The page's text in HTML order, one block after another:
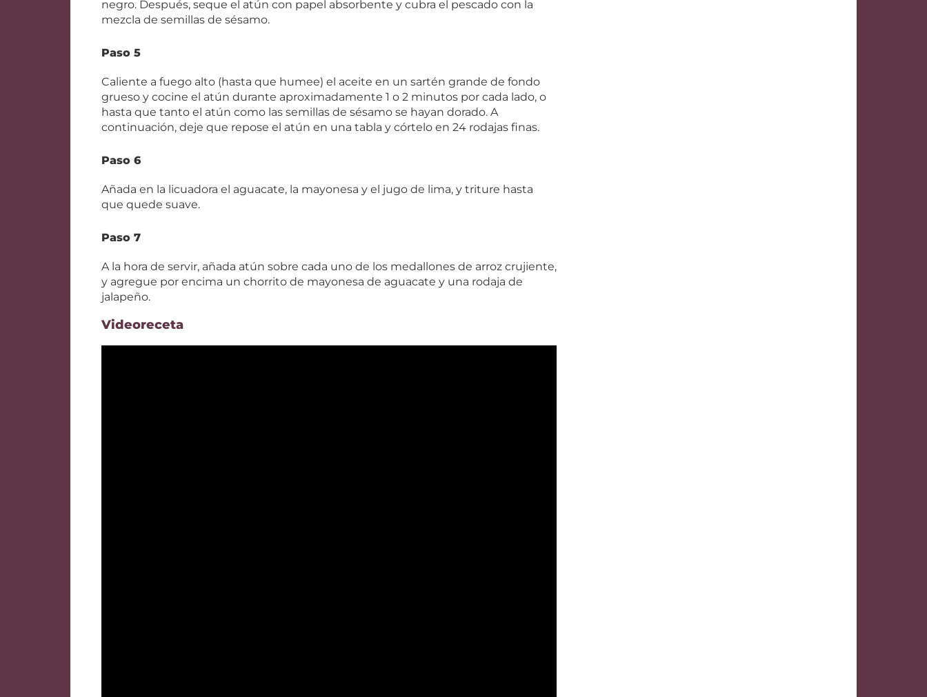
negro. Después, seque el atún con papel absorbente y cubra el pescado con la
mezcla de semillas de sésamo.
Paso 5
Caliente a fuego alto (hasta que humee) el aceite en un sartén grande de fondo
grueso y cocine el atún durante aproximadamente 1 o 2 minutos por cada lado, o
hasta que tanto el atún como las semillas de sésamo se hayan dorado. A
continuación, deje que repose el atún en una tabla y córtelo en 24 rodajas finas.
Paso 6
Añada en la licuadora el aguacate, la mayonesa y el jugo de lima, y triture hasta
que quede suave.
Paso 7
A la hora de servir, añada atún sobre cada uno de los medallones de arroz crujiente,
y agregue por encima un chorrito de mayonesa de aguacate y una rodaja de
jalapeño.
Videoreceta